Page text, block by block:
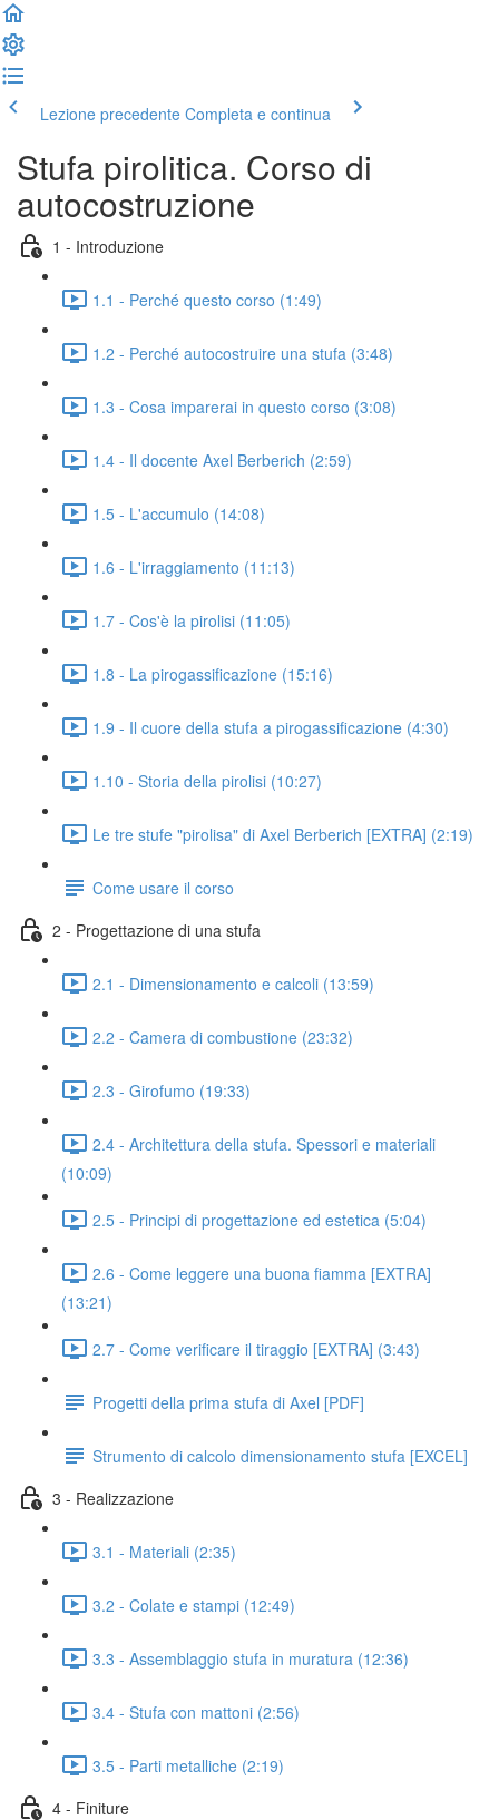
Lezione precedente Completa e continua
Stufa pirolitica. Corso di
autocostruzione
1 - Introduzione
1.1 - Perché questo corso (1:49)
1.2 - Perché autocostruire una stufa (3:48)
1.3 - Cosa imparerai in questo corso (3:08)
1.4 - Il docente Axel Berberich (2:59)
1.5 - L'accumulo (14:08)
1.6 - L'irraggiamento (11:13)
1.7 - Cos'è la pirolisi (11:05)
1.8 - La pirogassificazione (15:16)
1.9 - Il cuore della stufa a pirogassificazione (4:30)
1.10 - Storia della pirolisi (10:27)
Le tre stufe "pirolisa" di Axel Berberich [EXTRA] (2:19)
Come usare il corso
2 - Progettazione di una stufa
2.1 - Dimensionamento e calcoli (13:59)
2.2 - Camera di combustione (23:32)
2.3 - Girofumo (19:33)
2.4 - Architettura della stufa. Spessori e materiali
(10:09)
2.5 - Principi di progettazione ed estetica (5:04)
2.6 - Come leggere una buona fiamma [EXTRA]
(13:21)
2.7 - Come verificare il tiraggio [EXTRA] (3:43)
Progetti della prima stufa di Axel [PDF]
Strumento di calcolo dimensionamento stufa [EXCEL]
3 - Realizzazione
3.1 - Materiali (2:35)
3.2 - Colate e stampi (12:49)
3.3 - Assemblaggio stufa in muratura (12:36)
3.4 - Stufa con mattoni (2:56)
3.5 - Parti metalliche (2:19)
4 - Finiture